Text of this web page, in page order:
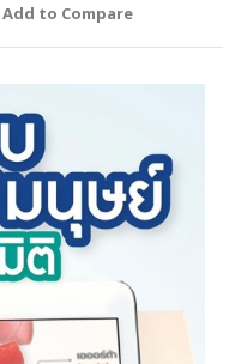
Add to Compare